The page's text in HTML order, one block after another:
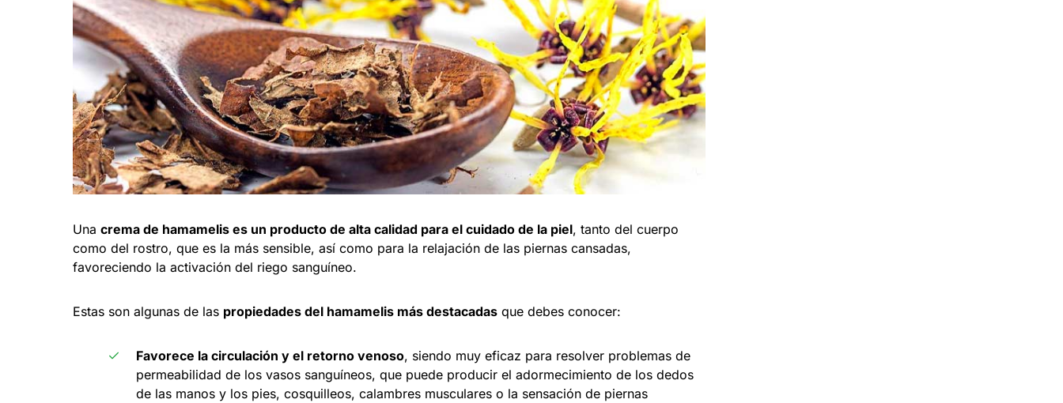
Una crema de hamamelis es un producto de alta calidad para el cuidado de la piel, tanto del cuerpo
como del rostro, que es la más sensible, así como para la relajación de las piernas cansadas,
favoreciendo la activación del riego sanguíneo.
Estas son algunas de las propiedades del hamamelis más destacadas que debes conocer:
Favorece la circulación y el retorno venoso, siendo muy eficaz para resolver problemas de
permeabilidad de los vasos sanguíneos, que puede producir el adormecimiento de los dedos
de las manos y los pies, cosquilleos, calambres musculares o la sensación de piernas